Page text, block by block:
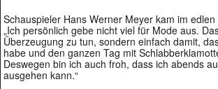
Schauspieler Hans Werner Meyer kam im
„Ich persönlich gebe nicht viel für Mode aus.
Überzeugung zu tun, sondern einfach damit,
habe und den ganzen Tag mit
Deswegen bin ich auch froh, dass ich abends
ausgehen kann.“